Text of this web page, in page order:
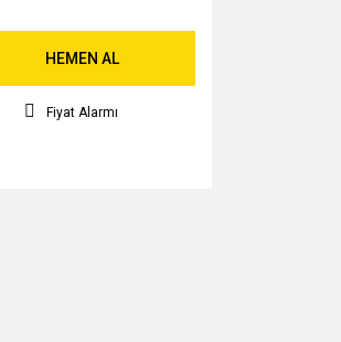
HEMEN AL
Fiyat Alarmı